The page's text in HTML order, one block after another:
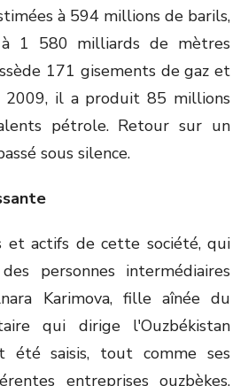
à 594 millions de barils,
1 580 milliards de mètres
171 gisements de gaz et
il a produit 85 millions
pétrole. Retour sur un
sous silence.
et actifs de cette société, qui
personnes intermédiaires
Karimova, fille aînée du
qui dirige l'Ouzbékistan
été saisis, tout comme ses
entreprises ouzbèkes.